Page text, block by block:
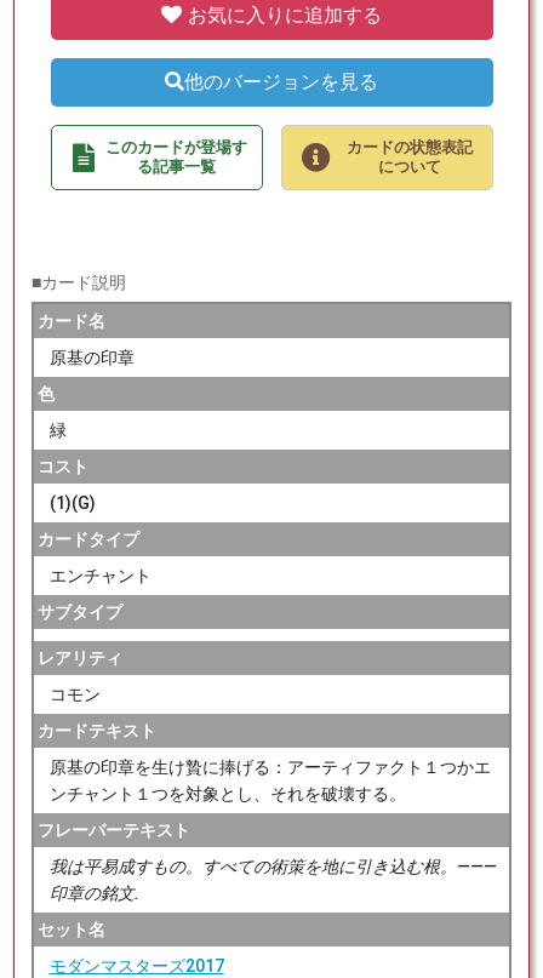
お気に入りに追加する
他のバージョンを見る
このカードが登場す
る記事一覧
カードの状態表記
について
■カード説明
カード名
原基の印章
色
緑
コスト
(1)(G)
カードタイプ
エンチャント
サブタイプ
レアリティ
コモン
カードテキスト
原基の印章を生け贄に捧げる：アーティファクト１つかエ
ンチャント１つを対象とし、それを破壊する。
フレーバーテキスト
我は平易成すもの。すべての術策を地に引き込む根。―――
印章の銘文.
セット名
モダンマスターズ2017